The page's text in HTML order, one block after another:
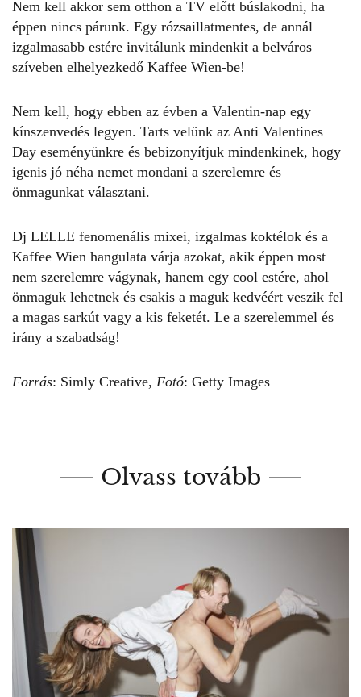
Nem kell akkor sem otthon a TV előtt búslakodni, ha
éppen nincs párunk. Egy rózsaillatmentes, de annál
izgalmasabb estére invitálunk mindenkit a belváros
szíveben elhelyezkedő Kaffee Wien-be!
Nem kell, hogy ebben az évben a Valentin-nap egy
kínszenvedés legyen. Tarts velünk az Anti Valentines
Day eseményünkre és bebizonyítjuk mindenkinek, hogy
igenis jó néha nemet mondani a szerelemre és
önmagunkat választani.
Dj LELLE fenomenális mixei, izgalmas koktélok és a
Kaffee Wien hangulata várja azokat, akik éppen most
nem szerelemre vágynak, hanem egy cool estére, ahol
önmaguk lehetnek és csakis a maguk kedvéért veszik fel
a magas sarkút vagy a kis feketét. Le a szerelemmel és
irány a szabadság!
Forrás: Simly Creative, Fotó: Getty Images
Olvass tovább